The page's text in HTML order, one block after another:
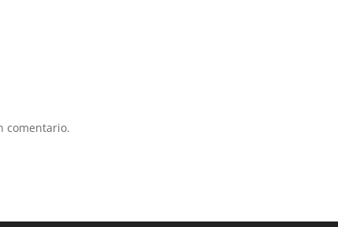
comentario.